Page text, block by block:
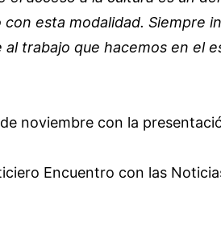
esta modalidad. Siempre
trabajo que hacemos en el
noviembre con la
Encuentro con las